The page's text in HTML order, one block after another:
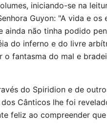
iniciando-se na
Guyon: "A vida e
ainda não tinha podido
do inferno e do livre
o fantasma do mal e
do Spiridion e de
Cânticos lhe foi
feliz ao compreender